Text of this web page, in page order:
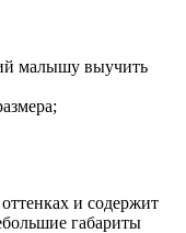
малышу выучить
и содержит
габариты